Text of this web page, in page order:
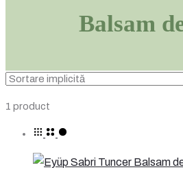
Balsam
1 product
rezultat